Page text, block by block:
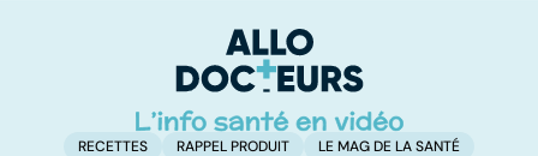
d'angine ?
RECETTES RAPPEL PRODUIT
LE MAG DE LA SANTÉ